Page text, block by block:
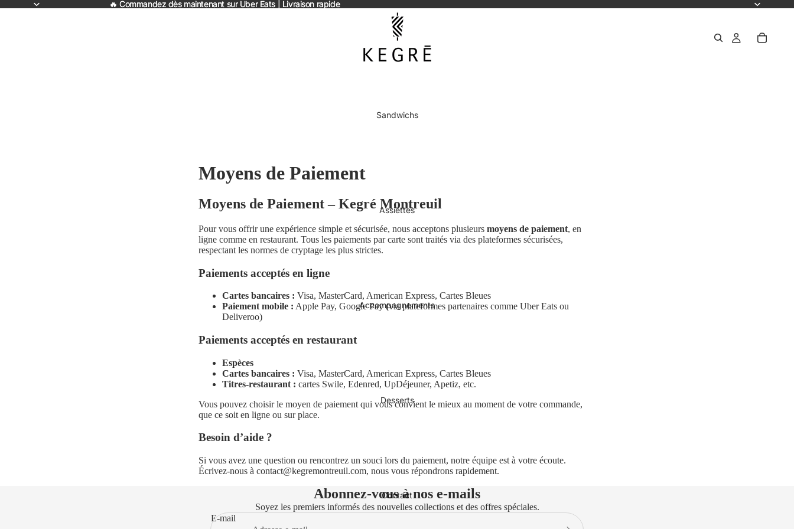
🔥 Commandez dès maintenant sur Uber Eats | Livraison rapide
🔥 Commandez dès maintenant sur Uber Eats | Livraison rapide
Sandwichs
Assiettes
Accompagnements
Desserts
Contact
Moyens de Paiement
Moyens de Paiement – Kegré Montreuil
Pour vous offrir une expérience simple et sécurisée, nous acceptons plusieurs moyens de paiement, en
ligne comme en restaurant. Tous les paiements par carte sont traités via des plateformes sécurisées,
respectant les normes de cryptage les plus strictes.
Paiements acceptés en ligne
Cartes bancaires : Visa, MasterCard, American Express, Cartes Bleues
Paiement mobile : Apple Pay, Google Pay (via plateformes partenaires comme Uber Eats ou
Deliveroo)
Paiements acceptés en restaurant
Espèces
Cartes bancaires : Visa, MasterCard, American Express, Cartes Bleues
Titres-restaurant : cartes Swile, Edenred, UpDéjeuner, Apetiz, etc.
Vous pouvez choisir le moyen de paiement qui vous convient le mieux au moment de votre commande,
que ce soit en ligne ou sur place.
Besoin d’aide ?
Si vous avez une question ou rencontrez un souci lors du paiement, notre équipe est à votre écoute.
Écrivez-nous à contact@kegremontreuil.com, nous vous répondrons rapidement.
Abonnez-vous à nos e-mails
Soyez les premiers informés des nouvelles collections et des offres spéciales.
E-mail